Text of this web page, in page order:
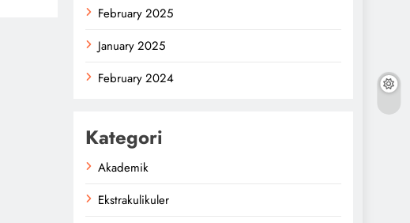
February 2025
January 2025
February 2024
Kategori
Akademik
Ekstrakulikuler